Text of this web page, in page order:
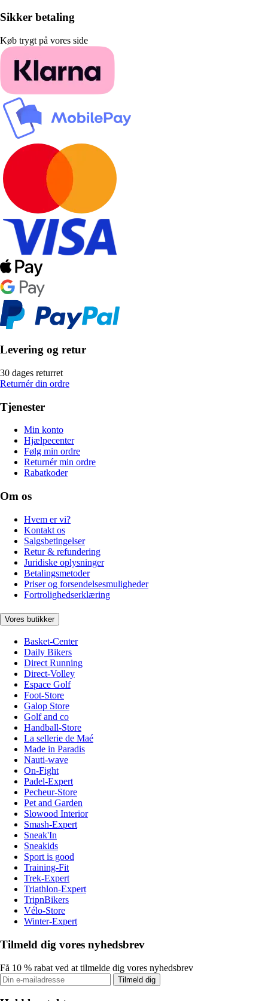
Sikker betaling
Køb trygt på vores side
Levering og retur
30 dages returret
Returnér din ordre
Tjenester
Min konto
Hjælpecenter
Følg min ordre
Returnér min ordre
Rabatkoder
Om os
Hvem er vi?
Kontakt os
Salgsbetingelser
Retur & refundering
Juridiske oplysninger
Betalingsmetoder
Priser og forsendelsesmuligheder
Fortrolighedserklæring
Vores butikker
Basket-Center
Daily Bikers
Direct Running
Direct-Volley
Espace Golf
Foot-Store
Galop Store
Golf and co
Handball-Store
La sellerie de Maé
Made in Paradis
Nauti-wave
On-Fight
Padel-Expert
Pecheur-Store
Pet and Garden
Slowood Interior
Smash-Expert
Sneak'In
Sneakids
Sport is good
Training-Fit
Trek-Expert
Triathlon-Expert
TripnBikers
Vélo-Store
Winter-Expert
Tilmeld dig vores nyhedsbrev
Få 10 % rabat ved at tilmelde dig vores nyhedsbrev
Tilmeld dig